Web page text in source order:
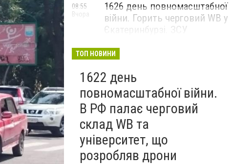
1626 день повномасштабної
війни. Горить черговий WB у
Єкатеринбурзі. ЗСУ
Маріуполі
08:55
Вчора
ТОП НОВИНИ
1622 день
повномасштабної війни.
В РФ палає черговий
склад WB та
університет, що
розробляв дрони